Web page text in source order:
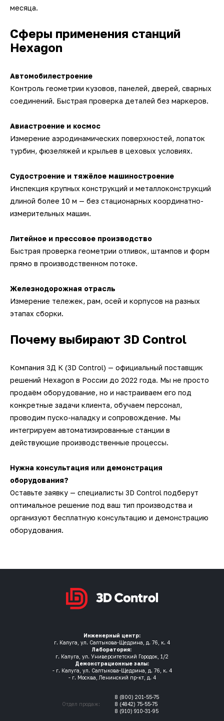
месяца.
Сферы применения станций
Hexagon
Автомобилестроение
Контроль геометрии кузовов, панелей, дверей, сварных
соединений. Быстрая проверка деталей без маркеров.
Авиастроение и космос
Измерение аэродинамических поверхностей, лопаток
турбин, фюзеляжей и крыльев в цеховых условиях.
Судостроение и тяжёлое машиностроение
Инспекция крупных конструкций и металлоконструкций
длиной более 10 м — без стационарных координатно-
измерительных машин.
Литейное и прессовое производство
Быстрая проверка геометрии отливок, штампов и форм
прямо в производственном потоке.
Железнодорожная отрасль
Измерение тележек, рам, осей и корпусов на разных
этапах сборки.
Почему выбирают 3D Control
Компания 3Д К (3D Control) — официальный поставщик
решений Hexagon в России до 2022 года. Мы не просто
продаём оборудование, но и настраиваем его под
конкретные задачи клиента, обучаем персонал,
проводим пуско-наладку и сопровождение. Мы
интегрируем автоматизированные станции в
действующие производственные процессы.
Нужна консультация или демонстрация
оборудования?
Оставьте заявку — специалисты 3D Control подберут
оптимальное решение под ваш тип производства и
организуют бесплатную консультацию и демонстрацию
оборудования.
Инженерный центр:
г. Калуга, ул. Салтыкова-Щедрина, д. 76, к. 4
Лаборатория:
г. Калуга, ул. Университетский Городок, 1/2
Демонстрационные залы:
- г. Калуга, ул. Салтыкова-Щедрина, д. 76, к. 4
- г. Москва, Ленинский пр-кт, д. 4
Отдел продаж:
8 (800) 201-55-75
8 (4842) 75-55-75
8 (910) 910-31-95